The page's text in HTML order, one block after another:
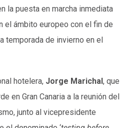
la puesta en marcha inmediata
el ámbito europeo con el fin de
temporada de invierno en el
hotelera, Jorge Marichal , que
en Gran Canaria a la reunión del
junto al vicepresidente